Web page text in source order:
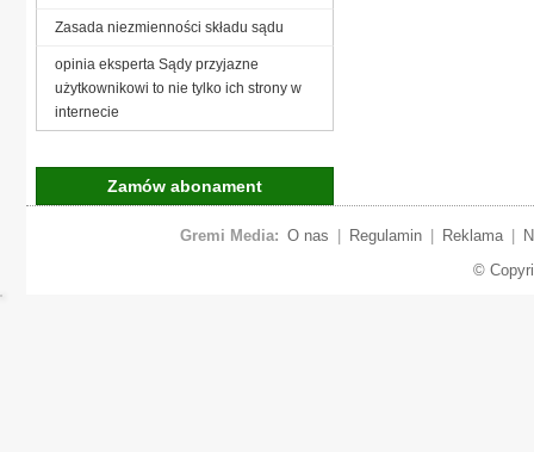
Zasada niezmienności składu sądu
opinia eksperta Sądy przyjazne
użytkownikowi to nie tylko ich strony w
internecie
Zamów abonament
Gremi Media: O nas Regulamin Reklama
©